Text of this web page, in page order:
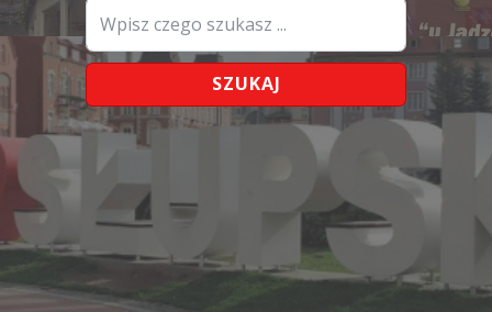
SZUKAJ